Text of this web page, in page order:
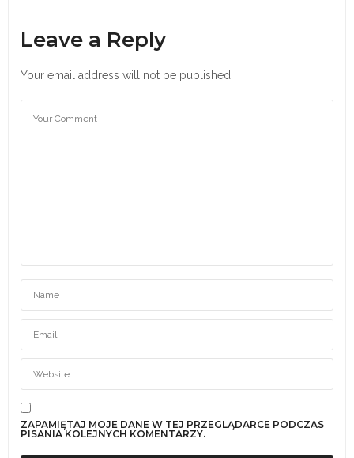
Leave a Reply
Your email address will not be published.
ZAPAMIĘTAJ MOJE DANE W TEJ PRZEGLĄDARCE PODCZAS
PISANIA KOLEJNYCH KOMENTARZY.